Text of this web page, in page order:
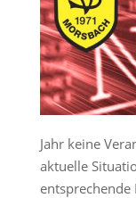
Jahr keine
aktuelle
entsprechende